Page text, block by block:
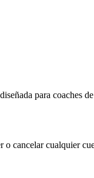
para coaches
cancelar cualquier